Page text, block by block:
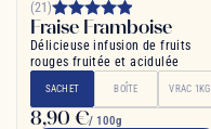
(21)
Fraise Framboise
Délicieuse infusion de fruits
rouges fruitée et acidulée
SACHET BOÎTE VRAC 1KG
8,90 €/ 100g